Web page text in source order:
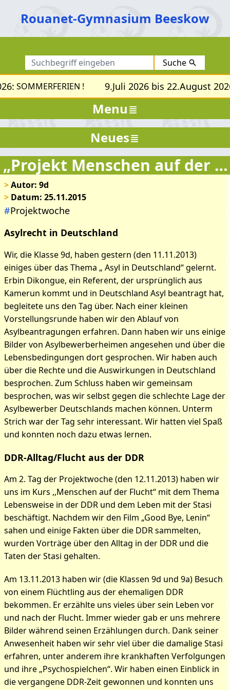
Rouanet-Gymnasium Beeskow
Suche
SOMMERFERIEN ! 9.Juli 2026 bis 22.August
Menu
„Projekt Menschen auf der Flucht“
>Autor: 9d
> Datum: 25.11.2015
#Projektwoche
Asylrecht in Deutschland
Wir, die Klasse 9d, haben gestern (den 11.11.2013)
einiges über das Thema „ Asyl in Deutschland“ gelernt.
Erbin Dikongue, ein Referent, der ursprünglich aus
Kamerun kommt und in Deutschland Asyl beantragt hat,
begleitete uns den Tag über. Nach einer kleinen
Vorstellungsrunde haben wir den Ablauf von
Asylbeantragungen erfahren. Dann haben wir uns einige
Bilder von Asylbewerberheimen angesehen und über die
Lebensbedingungen dort gesprochen. Wir haben auch
über die Rechte und die Auswirkungen in Deutschland
besprochen. Zum Schluss haben wir gemeinsam
besprochen, was wir selbst gegen die schlechte Lage der
Asylbewerber Deutschlands machen können. Unterm
Strich war der Tag sehr interessant. Wir hatten viel Spaß
und konnten noch dazu etwas lernen.
DDR-Alltag/Flucht aus der DDR
Am 2. Tag der Projektwoche (den 12.11.2013) haben wir
uns im Kurs ,,Menschen auf der Flucht“ mit dem Thema
Lebensweise in der DDR und dem Leben mit der Stasi
beschäftigt. Nachdem wir den Film „Good Bye, Lenin“
sahen und einige Fakten über die DDR sammelten,
wurden Vorträge über den Alltag in der DDR und die
Taten der Stasi gehalten.
Am 13.11.2013 haben wir (die Klassen 9d und 9a) Besuch
von einem Flüchtling aus der ehemaligen DDR
bekommen. Er erzählte uns vieles über sein Leben vor
und nach der Flucht. Immer wieder gab er uns mehrere
Bilder während seinen Erzählungen durch. Dank seiner
Anwesenheit haben wir sehr viel über die damalige Stasi
erfahren, unter anderem ihre krankhaften Verfolgungen
und ihre „Psychospielchen“. Wir haben einen Einblick in
die vergangene DDR-Zeit gewonnen und konnten uns
Neues